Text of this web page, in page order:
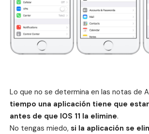
Lo que no se determina en las notas de
tiempo una aplicación tiene que
antes de que IOS 11 la elimine.
No tengas miedo, si la aplicación se